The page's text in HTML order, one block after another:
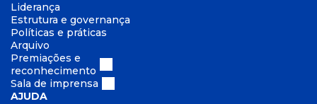
Liderança
Estrutura e governança
Políticas e práticas
Arquivo
Premiações e
reconhecimento
Sala de imprensa
AJUDA